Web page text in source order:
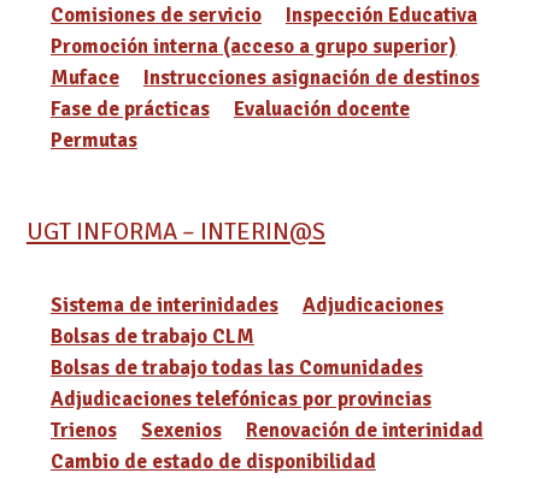
Comisiones de servicio
Inspección Educativa
Promoción interna (acceso a grupo superior)
Muface
Instrucciones asignación de destinos
Fase de prácticas
Evaluación docente
Permutas
UGT INFORMA – INTERIN@S
Sistema de interinidades
Adjudicaciones
Bolsas de trabajo CLM
Bolsas de trabajo todas las Comunidades
Adjudicaciones telefónicas por provincias
Trienos
Sexenios
Renovación de interinidad
Cambio de estado de disponibilidad